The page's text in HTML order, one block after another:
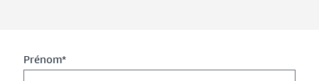
Prénom*